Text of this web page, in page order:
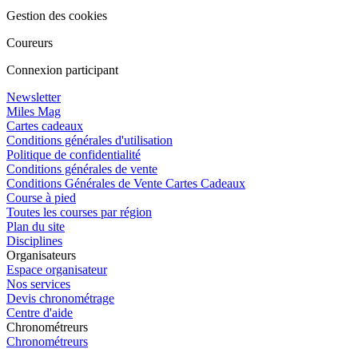
Gestion des cookies
Coureurs
Connexion participant
Newsletter
Miles Mag
Cartes cadeaux
Conditions générales d'utilisation
Politique de confidentialité
Conditions générales de vente
Conditions Générales de Vente Cartes Cadeaux
Course à pied
Toutes les courses par région
Plan du site
Disciplines
Organisateurs
Espace organisateur
Nos services
Devis chronométrage
Centre d'aide
Chronométreurs
Chronométreurs